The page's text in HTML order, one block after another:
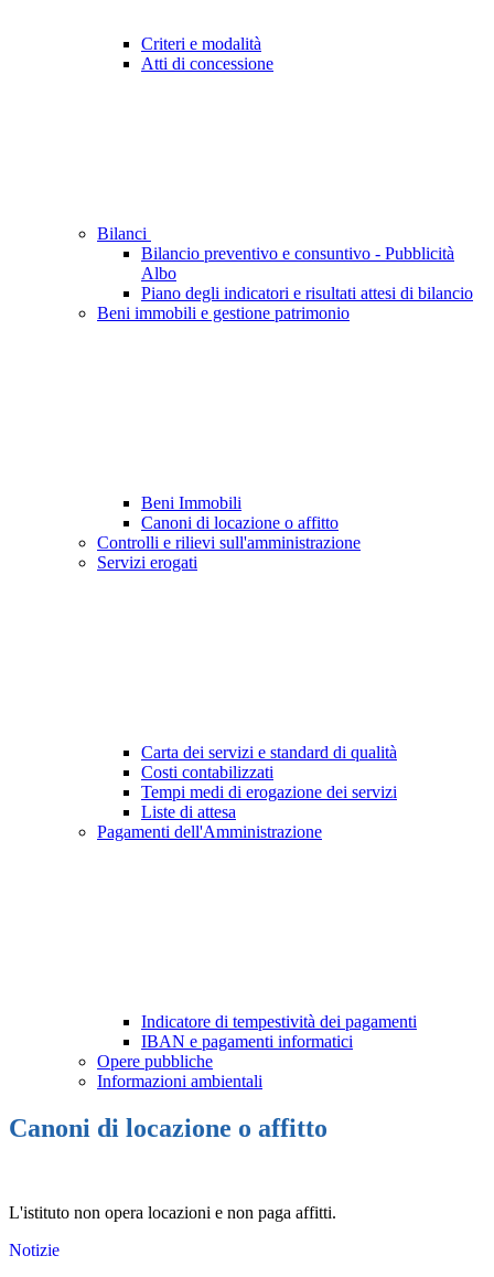
Criteri e modalità
Atti di concessione
Bilanci
Bilancio preventivo e consuntivo - Pubblicità
Albo
Piano degli indicatori e risultati attesi di bilancio
Beni immobili e gestione patrimonio
Beni Immobili
Canoni di locazione o affitto
Controlli e rilievi sull'amministrazione
Servizi erogati
Carta dei servizi e standard di qualità
Costi contabilizzati
Tempi medi di erogazione dei servizi
Liste di attesa
Pagamenti dell'Amministrazione
Indicatore di tempestività dei pagamenti
IBAN e pagamenti informatici
Opere pubbliche
Informazioni ambientali
Canoni di locazione o affitto
L'istituto non opera locazioni e non paga affitti.
Notizie